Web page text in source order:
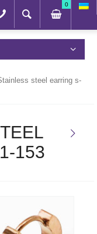
0
steel earring s-
153